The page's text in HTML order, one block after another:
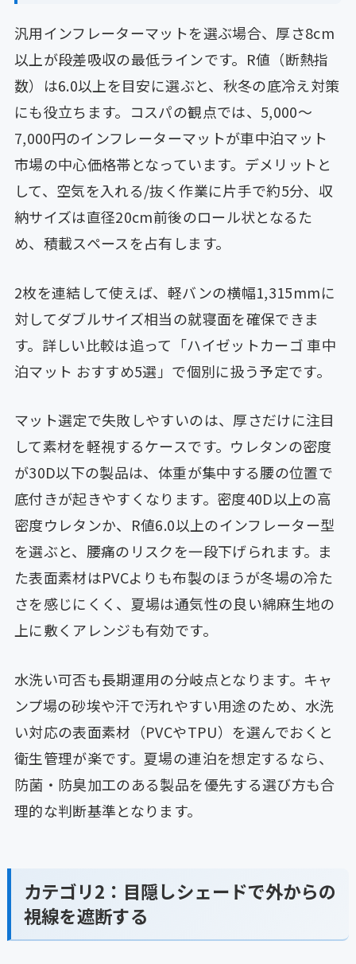
汎用インフレーターマットを選ぶ場合、厚さ8cm
以上が段差吸収の最低ラインです。R値（断熱指
数）は6.0以上を目安に選ぶと、秋冬の底冷え対策
にも役立ちます。コスパの観点では、5,000〜
7,000円のインフレーターマットが車中泊マット
市場の中心価格帯となっています。デメリットと
して、空気を入れる/抜く作業に片手で約5分、収
納サイズは直径20cm前後のロール状となるた
め、積載スペースを占有します。
2枚を連結して使えば、軽バンの横幅1,315mmに
対してダブルサイズ相当の就寝面を確保できま
す。詳しい比較は追って「ハイゼットカーゴ 車中
泊マット おすすめ5選」で個別に扱う予定です。
マット選定で失敗しやすいのは、厚さだけに注目
して素材を軽視するケースです。ウレタンの密度
が30D以下の製品は、体重が集中する腰の位置で
底付きが起きやすくなります。密度40D以上の高
密度ウレタンか、R値6.0以上のインフレーター型
を選ぶと、腰痛のリスクを一段下げられます。ま
た表面素材はPVCよりも布製のほうが冬場の冷た
さを感じにくく、夏場は通気性の良い綿麻生地の
上に敷くアレンジも有効です。
水洗い可否も長期運用の分岐点となります。キャ
ンプ場の砂埃や汗で汚れやすい用途のため、水洗
い対応の表面素材（PVCやTPU）を選んでおくと
衛生管理が楽です。夏場の連泊を想定するなら、
防菌・防臭加工のある製品を優先する選び方も合
理的な判断基準となります。
カテゴリ2：目隠しシェードで外からの
視線を遮断する